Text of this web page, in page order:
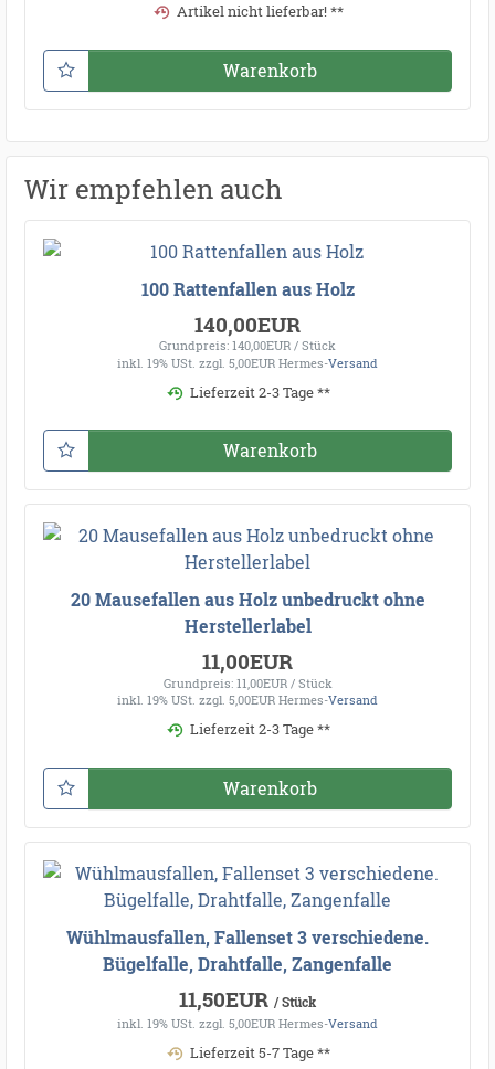
Artikel nicht lieferbar! **
Warenkorb
Wir empfehlen auch
100 Rattenfallen aus Holz
140,00EUR
Grundpreis: 140,00EUR / Stück
inkl. 19% USt. zzgl. 5,00EUR Hermes-Versand
Lieferzeit 2-3 Tage **
Warenkorb
20 Mausefallen aus Holz unbedruckt ohne
Herstellerlabel
11,00EUR
Grundpreis: 11,00EUR / Stück
inkl. 19% USt. zzgl. 5,00EUR Hermes-Versand
Lieferzeit 2-3 Tage **
Warenkorb
Wühlmausfallen, Fallenset 3 verschiedene.
Bügelfalle, Drahtfalle, Zangenfalle
11,50EUR / Stück
inkl. 19% USt. zzgl. 5,00EUR Hermes-Versand
Lieferzeit 5-7 Tage **